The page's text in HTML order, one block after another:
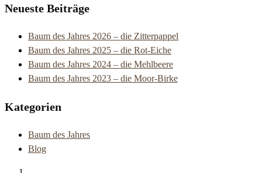
Neueste Beiträge
Baum des Jahres 2026 – die Zitterpappel
Baum des Jahres 2025 – die Rot-Eiche
Baum des Jahres 2024 – die Mehlbeere
Baum des Jahres 2023 – die Moor-Birke
Kategorien
Baum des Jahres
Blog